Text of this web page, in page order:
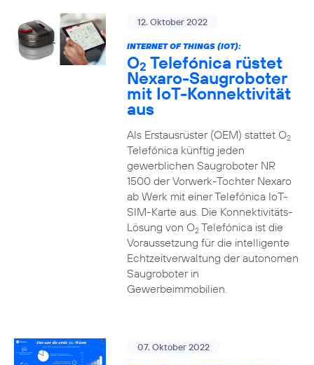
12. Oktober 2022
INTERNET OF THINGS (IOT):
O2 Telefónica rüstet
Nexaro-Saugroboter
mit IoT-Konnektivität
aus
Als Erstausrüster (OEM) stattet O2
Telefónica künftig jeden
gewerblichen Saugroboter NR
1500 der Vorwerk-Tochter Nexaro
ab Werk mit einer Telefónica IoT-
SIM-Karte aus. Die Konnektivitäts-
Lösung von O2Telefónica ist die
Voraussetzung für die intelligente
Echtzeitverwaltung der autonomen
Saugroboter in
Gewerbeimmobilien.
07. Oktober 2022